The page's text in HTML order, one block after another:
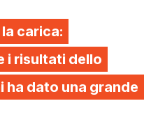
carica:
i risultati dello
ha dato una grande